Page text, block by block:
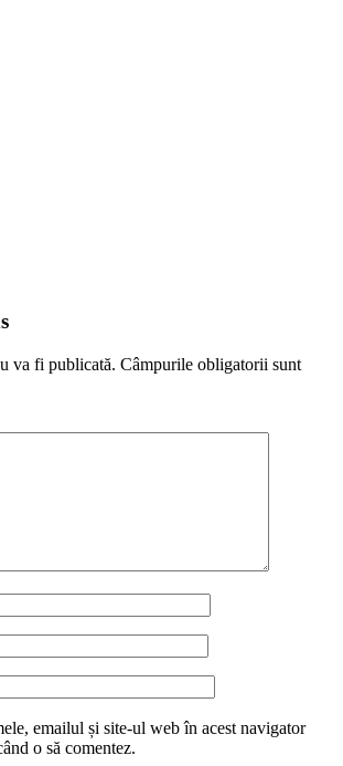
va fi publicată. Câmpurile obligatorii sunt
emailul și site-ul web în acest navigator
o să comentez.